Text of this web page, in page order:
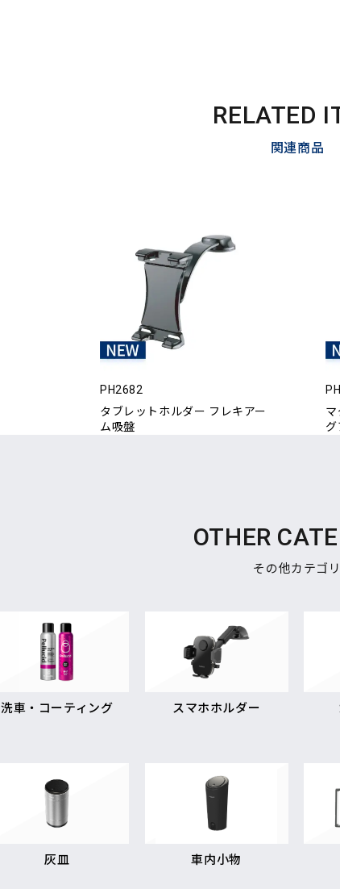
RELATED
関連商品
PH2682
タブレットホルダー フレキアー
ム吸盤
マ
グ
OTHER
その他カテゴリ
洗車・コーティング スマホホルダー
灰皿 車内小物